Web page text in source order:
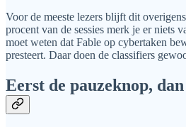
Voor de meeste lezers blijft dit
procent van de sessies merk je er niets
moet weten dat Fable op cybertaken
presteert. Daar doen de classifiers
Eerst de pauzeknop,